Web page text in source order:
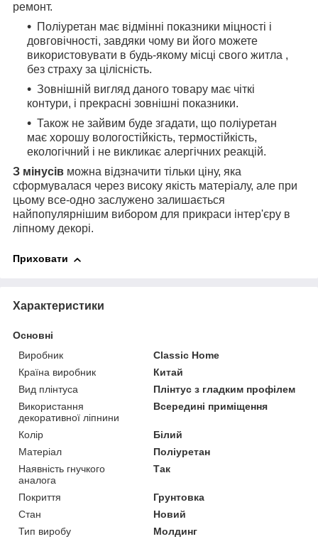
ремонт.
Поліуретан має відмінні показники міцності і
довговічності, завдяки чому ви його можете
використовувати в будь-якому місці свого житла ,
без страху за цілісність.
Зовнішній вигляд даного товару має чіткі
контури, і прекрасні зовнішні показники.
Також не зайвим буде згадати, що поліуретан
має хорошу вологостійкість, термостійкість,
екологічний і не викликає алергічних реакцій.
З мінусів можна відзначити тільки ціну, яка
сформувалася через високу якість матеріалу, але при
цьому все-одно заслужено залишається
найпопулярнішим вибором для прикраси інтер'єру в
ліпному декорі.
Приховати
Характеристики
Основні
Виробник
Classic Home
Країна виробник
Китай
Вид плінтуса
Плінтус з гладким профілем
Використання
декоративної ліпнини
Всередині приміщення
Колір
Білий
Матеріал
Поліуретан
Наявність гнучкого
аналога
Так
Покриття
Грунтовка
Стан
Новий
Тип виробу
Молдинг